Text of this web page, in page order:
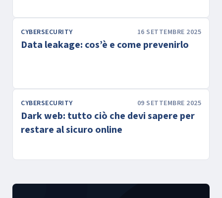
CYBERSECURITY 16 SETTEMBRE 2025
Data leakage: cos’è e come prevenirlo
CYBERSECURITY 09 SETTEMBRE 2025
Dark web: tutto ciò che devi sapere per
restare al sicuro online